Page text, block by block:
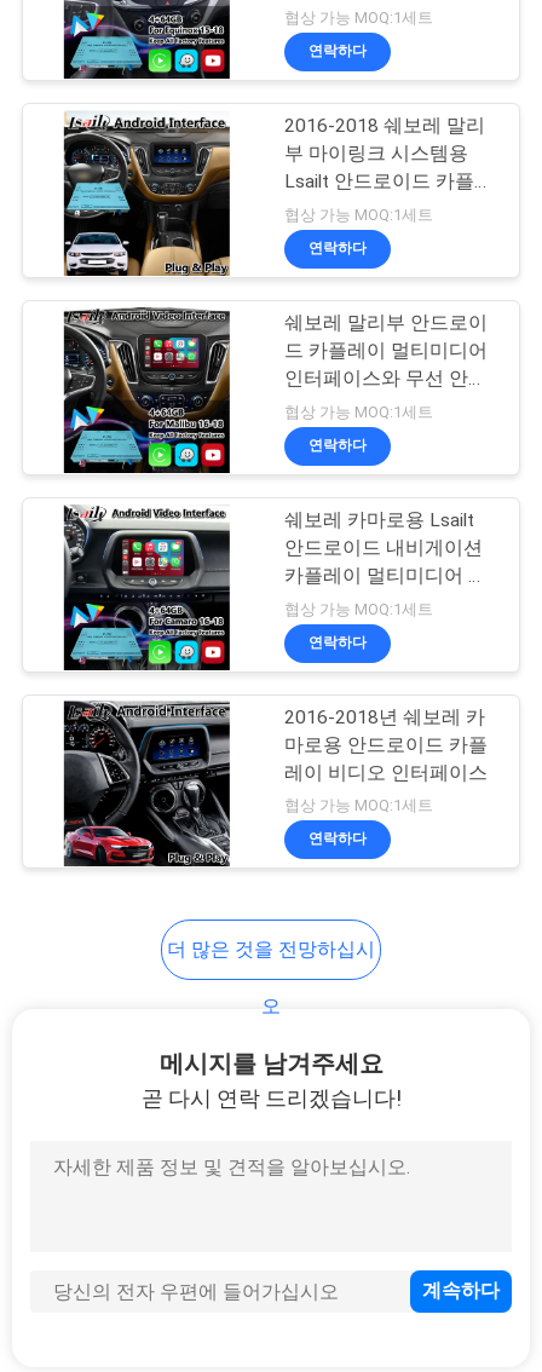
트
PRIVACY
POLICY
자동차 멀티미디어
디스플레이
차 AI 박스
11
카플레이는 조화시
킵니다
104
인터페이스
카플레이 멀티미디
이션 멀티미디어 인터페
이스
협상 가능 MOQ:1세트
연락하다
2016-2018 쉐보레 말리
부 마이링크 시스템용
Lsailt 안드로이드 카플레
이 비디오 인터페이스
협상 가능 MOQ:1세트
연락하다
쉐보레 말리부 안드로이
드 카플레이 멀티미디어
인터페이스와 무선 안드
로이드 자동 내비게이션
협상 가능 MOQ:1세트
연락하다
쉐보레 카마로용 Lsailt
안드로이드 내비게이션
카플레이 멀티미디어 인
터페이스
협상 가능 MOQ:1세트
연락하다
2016-2018년 쉐보레 카
마로용 안드로이드 카플
레이 비디오 인터페이스
협상 가능 MOQ:1세트
연락하다
더 많은 것을 전망하십시
오
메시지를 남겨주세요
곧 다시 연락 드리겠습니다!